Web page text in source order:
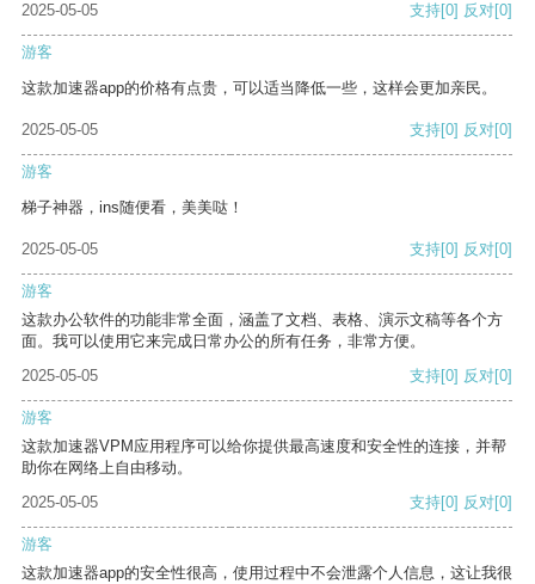
2025-05-05
支持[0] 反对[0]
游客
这款加速器app的价格有点贵，可以适当降低一些，这样会更加亲民。
2025-05-05 支持[0] 反对[0]
游客
梯子神器，ins随便看，美美哒！
2025-05-05 支持[0] 反对[0]
游客
这款办公软件的功能非常全面，涵盖了文档、表格、演示文稿等各个方
面。我可以使用它来完成日常办公的所有任务，非常方便。
2025-05-05
支持[0] 反对[0]
游客
这款加速器VPM应用程序可以给你提供最高速度和安全性的连接，并帮
助你在网络上自由移动。
2025-05-05
支持[0] 反对[0]
游客
这款加速器app的安全性很高，使用过程中不会泄露个人信息，这让我很